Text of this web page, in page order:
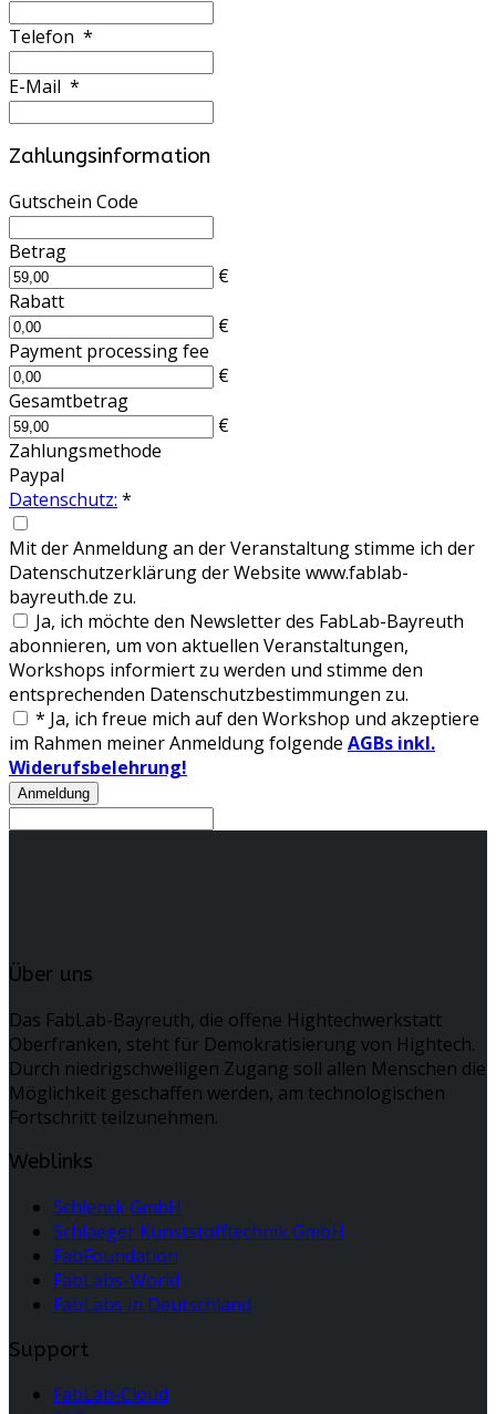
Telefon *
E-Mail *
Zahlungsinformation
Gutschein Code
Betrag
€
Rabatt
€
Payment processing fee
€
Gesamtbetrag
€
Zahlungsmethode
Paypal
Datenschutz: *
Mit der Anmeldung an der Veranstaltung stimme ich der
Datenschutzerklärung der Website www.fablab-
bayreuth.de zu.
Ja, ich möchte den Newsletter des FabLab-Bayreuth
abonnieren, um von aktuellen Veranstaltungen,
Workshops informiert zu werden und stimme den
entsprechenden Datenschutzbestimmungen zu.
* Ja, ich freue mich auf den Workshop und akzeptiere
im Rahmen meiner Anmeldung folgende AGBs inkl.
Widerufsbelehrung!
Über uns
Das FabLab-Bayreuth, die offene Hightechwerkstatt
Oberfranken, steht für Demokratisierung von Hightech.
Durch niedrigschwelligen Zugang soll allen Menschen die
Möglichkeit geschaffen werden, am technologischen
Fortschritt teilzunehmen.
Weblinks
Schlenck GmbH
Schlaeger Kunststofftechnik GmbH
FabFoundation
FabLabs-World
FabLabs in Deutschland
Support
FabLab-Cloud